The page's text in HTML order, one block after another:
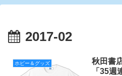
2017-02
ホビー＆グッズ
秋田書
「35